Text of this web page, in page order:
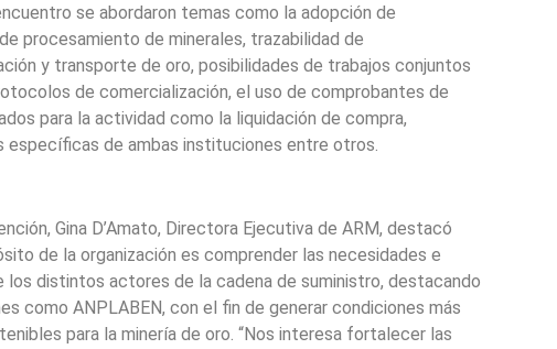
se abordaron temas como la adopción de
procesamiento de minerales, trazabilidad de
y transporte de oro, posibilidades de trabajos conjuntos
de comercialización, el uso de comprobantes de
para la actividad como la liquidación de compra,
específicas de ambas instituciones entre otros.
Gina D’Amato, Directora Ejecutiva de ARM, destacó
de la organización es comprender las necesidades e
los distintos actores de la cadena de suministro, destacando
como ANPLABEN, con el fin de generar condiciones más
para la minería de oro. “Nos interesa fortalecer las